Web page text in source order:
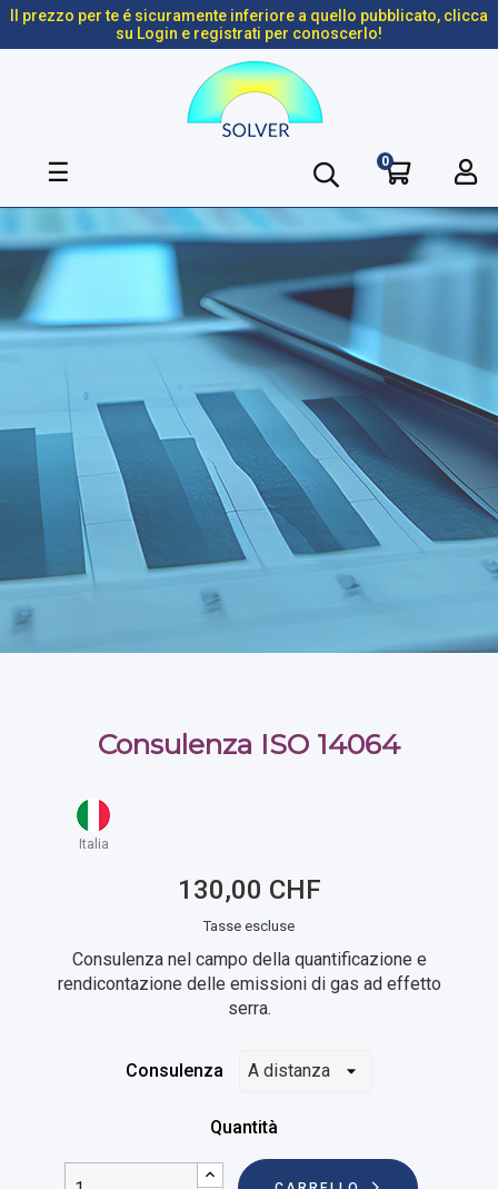
Il prezzo per te é sicuramente inferiore a quello pubblicato, clicca
su Login e registrati per conoscerlo!
navigazione
☰ 0
Consulenza ISO 14064
Italia
130,00 CHF
Tasse escluse
Consulenza nel campo della quantificazione e
rendicontazione delle emissioni di gas ad effetto
serra.
Consulenza
Quantità